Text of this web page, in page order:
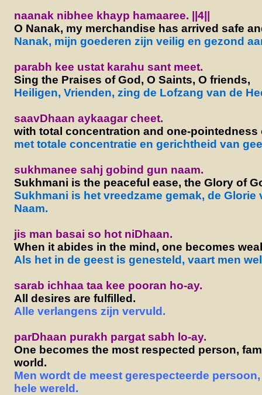
naanak nibhee khayp hamaaree. ||4||
O Nanak, my merchandise has arrived safe
Nanak, mijn goederen zijn veilig en gezond
parabh kee ustat karahu sant meet.
Sing the Praises of God, O Saints, O friends,
Heiligen, Vrienden, zing de Lofzang van de
saavDhaan aykaagar cheet.
with total concentration and one-pointedness
met totale concentratie en gerichtheid van
sukhmanee sahj gobind gun naam.
Sukhmani is the peaceful ease, the Glory of
Sukhmani is het vreedzame gemak, de Glorie
Naam.
jis man basai so hot niDhaan.
When it abides in the mind, one becomes
Als het in de geest is genesteld, vaart men
sarab ichhaa taa kee pooran ho-ay.
All desires are fulfilled.
Alle verlangens zijn vervuld.
parDhaan purakh pargat sabh lo-ay.
One becomes the most respected person,
world.
Men wordt de meest gerespecteerde
hele wereld.